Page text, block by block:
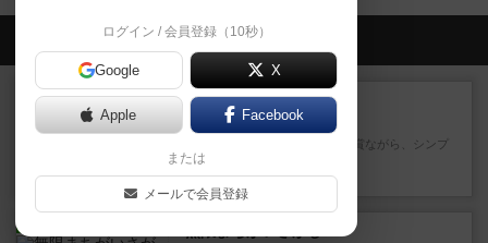
会員の新しい投稿
レビュー
花火
ずっと前のドイツ年間ゲーム大賞ながら、シンプ
ルで簡単な小ゲームで今でも...
約1時間前by tamio
ログイン / 会員登録（10秒）
Google X
Apple Facebook
または
メールで会員登録